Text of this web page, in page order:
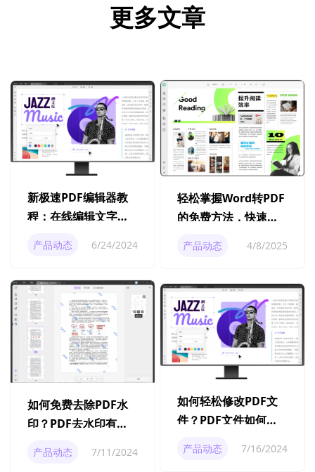
更多文章
新极速PDF编辑器教
程：在线编辑文字，
产品动态 6/24/2024
轻松掌握Word转PDF
的免费方法，快速实
产品动态 4/8/2025
如何免费去除PDF水
印？PDF去水印有什
产品动态 7/11/2024
如何轻松修改PDF文
件？PDF文件如何修
产品动态 7/16/2024